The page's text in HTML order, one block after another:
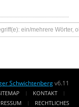
Schwichtenbergv6.11
KONTAKT
RECHTLICHES